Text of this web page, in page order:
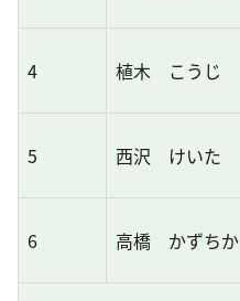
4 植木 こうじ
5 西沢 けいた
6 高橋 かずちか